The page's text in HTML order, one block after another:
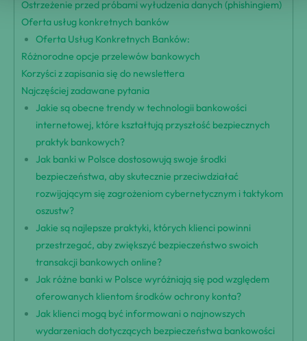
Ostrzeżenie przed próbami wyłudzenia danych (phishingiem)
Oferta usług konkretnych banków
Oferta Usług Konkretnych Banków:
Różnorodne opcje przelewów bankowych
Korzyści z zapisania się do newslettera
Najczęściej zadawane pytania
Jakie są obecne trendy w technologii bankowości
internetowej, które kształtują przyszłość bezpiecznych
praktyk bankowych?
Jak banki w Polsce dostosowują swoje środki
bezpieczeństwa, aby skutecznie przeciwdziałać
rozwijającym się zagrożeniom cybernetycznym i taktykom
oszustw?
Jakie są najlepsze praktyki, których klienci powinni
przestrzegać, aby zwiększyć bezpieczeństwo swoich
transakcji bankowych online?
Jak różne banki w Polsce wyróżniają się pod względem
oferowanych klientom środków ochrony konta?
Jak klienci mogą być informowani o najnowszych
wydarzeniach dotyczących bezpieczeństwa bankowości